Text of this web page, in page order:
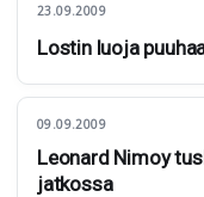
23.09.2009
Lostin luoja
09.09.2009
Leonard Nimoy
jatkossa